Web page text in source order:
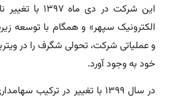
این شرکت در دی
الکترونیک سپهر» و همگام با توسعه
و عملیاتی شرکت، تحولی شگرف را در
خود به ‌وجود آورد.
در سال ۱۳۹۹ با تغییر در ترکیب